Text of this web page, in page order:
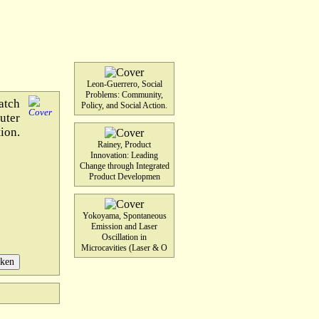
Leon-Guerrero, Social
Problems: Community,
Policy, and Social Action.
Rainey, Product
Innovation: Leading
Change through Integrated
Product Developmen
Yokoyama, Spontaneous
Emission and Laser
Oscillation in
Microcavities (Laser & O